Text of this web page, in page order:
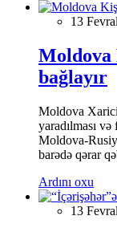
13
Moldova
bağlayır
Moldova
yaradılması
Moldova-
barədə qərar
Ardını oxu
13